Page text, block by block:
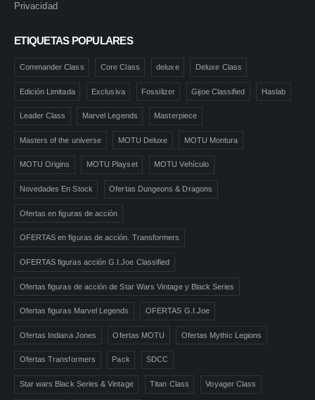
Privacidad
ETIQUETAS POPULARES
Commander Class Core Class deluxe Deluxe Class
Edición Limitada Exclusiva Fossilizer Gijoe Classified Haslab
Leader Class Marvel Legends Masterpiece
Masters of the universe MOTU Deluxe MOTU Montura
MOTU Origins MOTU Playset MOTU Vehículo
Novedades En Stock Ofertas Dungeons & Dragons
Ofertas en figuras de acción
OFERTAS en figuras de acción. Transformers
OFERTAS figuras acción G.I.Joe Classified
Ofertas figuras de acción de Star Wars Vintage y Black Series
Ofertas figuras Marvel Legends OFERTAS G.I.Joe
Ofertas Indiana Jones Ofertas MOTU Ofertas Mythic Legions
Ofertas Transformers Pack SDCC
Star wars Black Series & Vintage Titan Class Voyager Class